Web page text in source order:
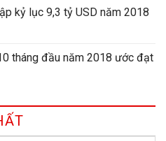
kỷ lục 9,3 tỷ USD năm 2018
tháng đầu năm 2018 ước đạt